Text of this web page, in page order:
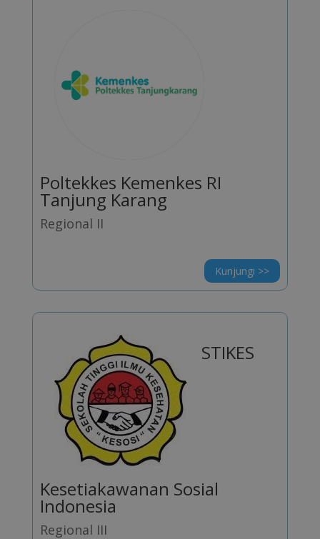
Poltekkes Kemenkes RI
Tanjung Karang
Regional II
Kunjungi >>
STIKES
Kesetiakawanan Sosial
Indonesia
Regional III